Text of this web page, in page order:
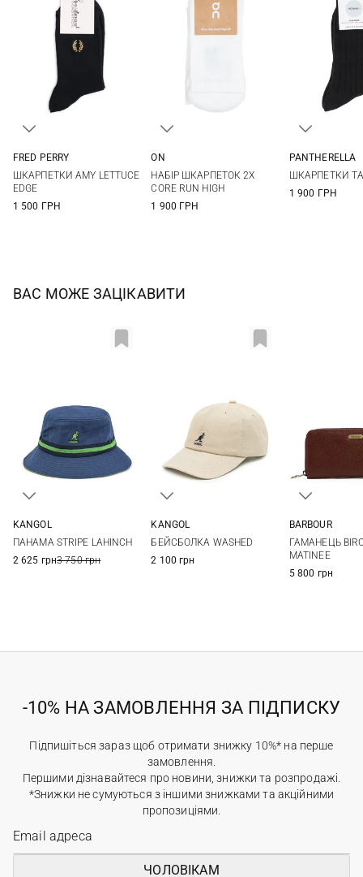
FRED PERRY
ШКАРПЕТКИ AMY LETTUCE
EDGE
1 500 ГРН
ON
НАБІР ШКАРПЕТОК 2Х
CORE RUN HIGH
1 900 ГРН
PANTHERELLA
ШКАРПЕТКИ
1 900 ГРН
ВАС МОЖЕ ЗАЦІКАВИТИ
KANGOL
ПАНАМА STRIPE LAHINCH
2 625 грн3 750 грн
KANGOL
БЕЙСБОЛКА WASHED
2 100 грн
BARBOUR
ГАМАНЕЦЬ
MATINEE
5 800 грн
-10% НА ЗАМОВЛЕННЯ ЗА ПІДПИСКУ
Підпишіться зараз щоб отримати знижку 10%* на перше
замовлення.
Першими дізнавайтеся про новини, знижки та розпродажі.
*Знижки не сумуються з іншими знижками та акційними
пропозиціями.
ЧОЛОВІКАМ